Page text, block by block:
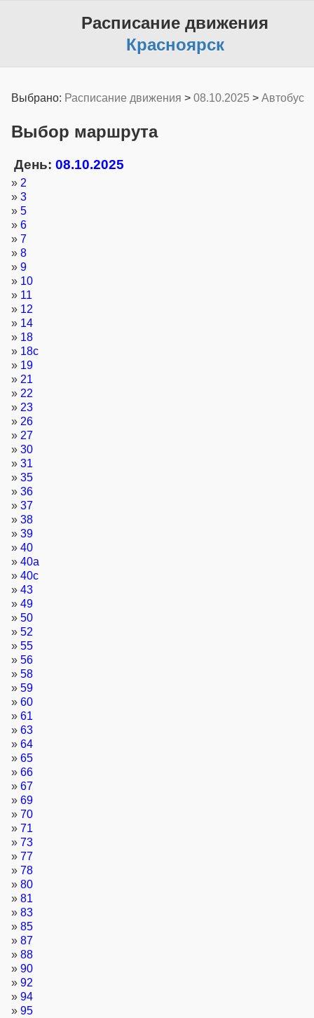
Расписание движения
Красноярск
Выбрано: Расписание движения > 08.10.2025 > Автобус
Выбор маршрута
День: 08.10.2025
» 2
» 3
» 5
» 6
» 7
» 8
» 9
» 10
» 11
» 12
» 14
» 18
» 18с
» 19
» 21
» 22
» 23
» 26
» 27
» 30
» 31
» 35
» 36
» 37
» 38
» 39
» 40
» 40а
» 40с
» 43
» 49
» 50
» 52
» 55
» 56
» 58
» 59
» 60
» 61
» 63
» 64
» 65
» 66
» 67
» 69
» 70
» 71
» 73
» 77
» 78
» 80
» 81
» 83
» 85
» 87
» 88
» 90
» 92
» 94
» 95